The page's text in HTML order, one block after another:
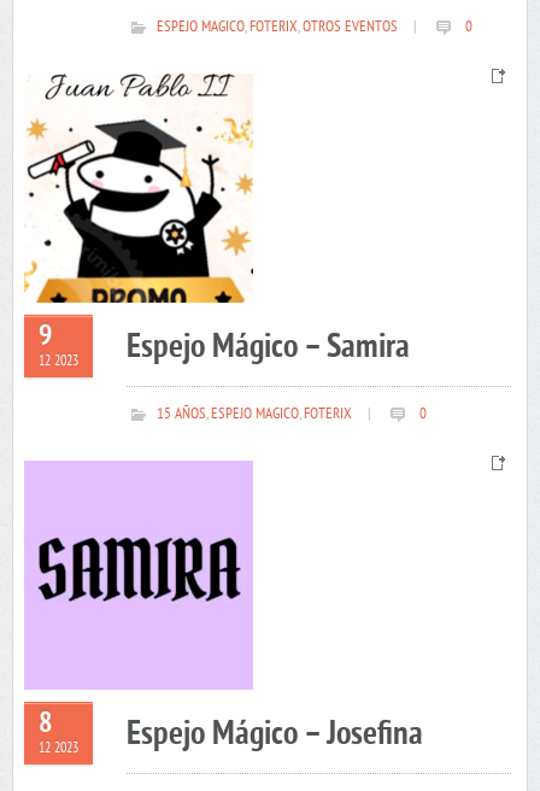
ESPEJO MAGICO,FOTERIX,OTROS EVENTOS 0
9
12 2023 Espejo Mágico – Samira
15 AÑOS,ESPEJO MAGICO,FOTERIX 0
8
12 2023 Espejo Mágico – Josefina